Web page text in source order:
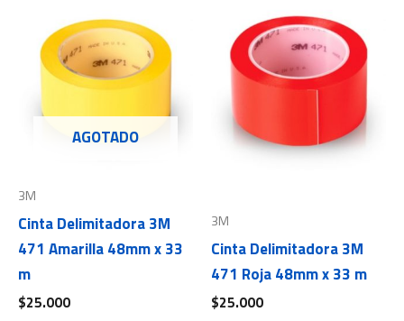
AGOTADO
3M
Cinta Delimitadora 3M
471 Amarilla 48mm x 33
m
$25.000
3M
Cinta Delimitadora 3M
471 Roja 48mm x 33 m
$25.000